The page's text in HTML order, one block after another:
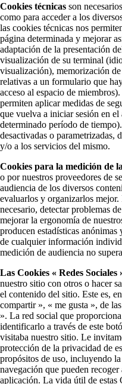
Cookies técnicas son
como para acceder a los
las cookies técnicas nos
página determinada y mejorar
adaptación de la presentación
visualización de su terminal
visualización), memorización
relativas a un formulario que
acceso al espacio de
permiten aplicar medidas de
que vuelva a iniciar sesión en el
determinado período de
desactivadas o parametrizadas,
y/o a los servicios del mismo.
Cookies para la medición de
o por nuestros proveedores de
audiencia de los diversos
evaluarlos y organizarlos
necesario, detectar problemas
mejorar la ergonomía de
producen estadísticas
de cualquier información
medición de audiencia no
Las Cookies « Redes Sociales
nuestro sitio con otros o hacer
el contenido del sitio. Este es,
compartir », « me gusta », de
». La red social que
identificarlo a través de este
visitaba nuestro sitio. Le
protección de la privacidad de
propósitos de uso, incluyendo
navegación que pueden recoger
aplicación. La vida útil de estas